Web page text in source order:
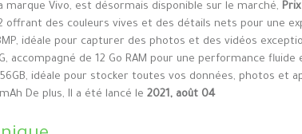
marque Vivo, est désormais disponible sur le marché,
offrant des couleurs vives et des détails nets pour une
idéale pour capturer des photos et des vidéos
accompagné de 12 Go RAM pour une performance
idéale pour stocker toutes vos données, photos et
De plus, Il a été lancé le 2021, août 04